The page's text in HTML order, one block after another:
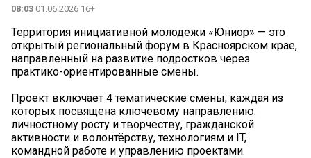
08:03 01.06.2026 16+
Территория инициативной молодежи «Юниор» — это
открытый региональный форум в Красноярском крае,
направленный на развитие подростков через
практико-ориентированные смены.
Проект включает 4 тематические смены, каждая из
которых посвящена ключевому направлению:
личностному росту и творчеству, гражданской
активности и волонтёрству, технологиям и IT,
командной работе и управлению проектами.